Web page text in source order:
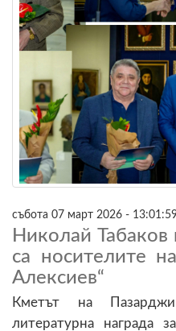
събота 07 март 2026 -
Николай
са носителите
Алексиев“
Кметът на
литературна награда